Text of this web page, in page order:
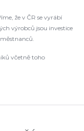
že v ČR se vyrábí
výrobců jsou investice
včetně toho